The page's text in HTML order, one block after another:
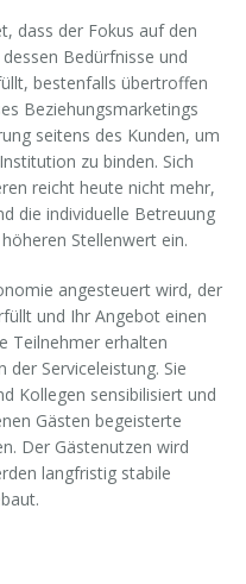
dass der Fokus auf den
Bedürfnisse und
bestenfalls übertroffen
Beziehungsmarketings
seitens des Kunden, um
zu binden. Sich
reicht heute nicht mehr,
die individuelle Betreuung
Stellenwert ein.
angesteuert wird, der
und Ihr Angebot einen
Teilnehmer erhalten
der Serviceleistung. Sie
Kollegen sensibilisiert und
Gästen begeisterte
Der Gästenutzen wird
langfristig stabile